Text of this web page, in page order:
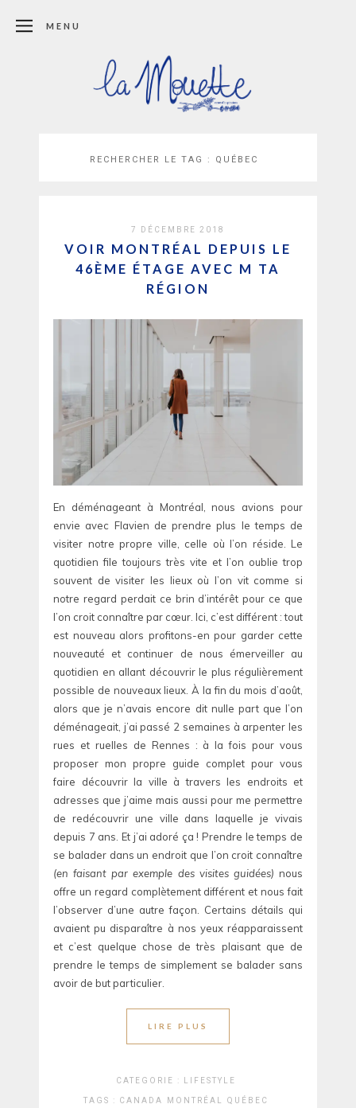
MENU
RECHERCHER LE TAG : QUÉBEC
7 DÉCEMBRE 2018
VOIR MONTRÉAL DEPUIS LE
46ÈME ÉTAGE AVEC M TA
RÉGION
En déménageant à Montréal, nous avions pour
envie avec Flavien de prendre plus le temps de
visiter notre propre ville, celle où l’on réside. Le
quotidien file toujours très vite et l’on oublie trop
souvent de visiter les lieux où l’on vit comme si
notre regard perdait ce brin d’intérêt pour ce que
l’on croit connaître par cœur. Ici, c’est différent : tout
est nouveau alors profitons-en pour garder cette
nouveauté et continuer de nous émerveiller au
quotidien en allant découvrir le plus régulièrement
possible de nouveaux lieux. À la fin du mois d’août,
alors que je n’avais encore dit nulle part que l’on
déménageait, j’ai passé 2 semaines à arpenter les
rues et ruelles de Rennes : à la fois pour vous
proposer mon propre guide complet pour vous
faire découvrir la ville à travers les endroits et
adresses que j’aime mais aussi pour me permettre
de redécouvrir une ville dans laquelle je vivais
depuis 7 ans. Et j’ai adoré ça ! Prendre le temps de
se balader dans un endroit que l’on croit connaître
(en faisant par exemple des visites guidées) nous
offre un regard complètement différent et nous fait
l’observer d’une autre façon. Certains détails qui
avaient pu disparaître à nos yeux réapparaissent
et c’est quelque chose de très plaisant que de
prendre le temps de simplement se balader sans
avoir de but particulier.
LIRE PLUS
CATEGORIE : LIFESTYLE
TAGS : CANADA MONTRÉAL QUÉBEC